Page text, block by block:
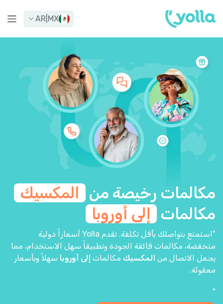
MX
AR
مكالمات رخيصة من
المكسيك
مكالمات
إلى أوروبا
"استمتع بتواصلك بأقل تكلفة. تقدم Yolla أسعاراً دولية
منخفضة، مكالمات فائقة الجودة وتطبيقاً سهل الاستخدام، مما
يجعل الاتصال من المكسيك مكالمات إلى أوروبا سهلاً وبأسعار
معقولة.
"